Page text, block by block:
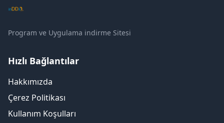
Program ve Uygulama indirme Sitesi
Hızlı Bağlantılar
Hakkımızda
Çerez Politikası
Kullanım Koşulları